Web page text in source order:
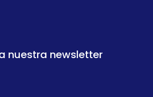
nuestra newsletter